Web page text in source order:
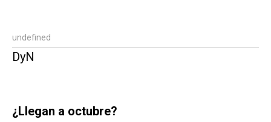
undefined
DyN
¿Llegan a octubre?